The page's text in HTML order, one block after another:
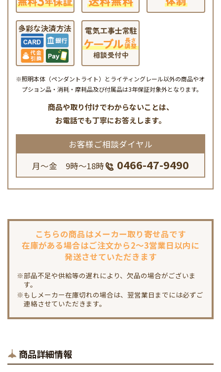
※照明本体（ペンダントライト）とライティングレール以外の商品やオ
プション品・消耗・摩耗品及び付属品は3年保証対象外となります。
商品や取り付けでわからないことは、
お電話でも丁寧にお答えします。
お客様ご相談ダイヤル
月～金 9時～18時
0466-47-9490
こちらの商品はメーカー取り寄せ品です
在庫がある場合はご注文から2～3営業日以内に
発送させていただきます
※部品不足や供給等の遅れにより、欠品の場合がございま
す。
※もしメーカー在庫切れの場合は、翌営業日までには必ずご
連絡させていただきます。
商品詳細情報